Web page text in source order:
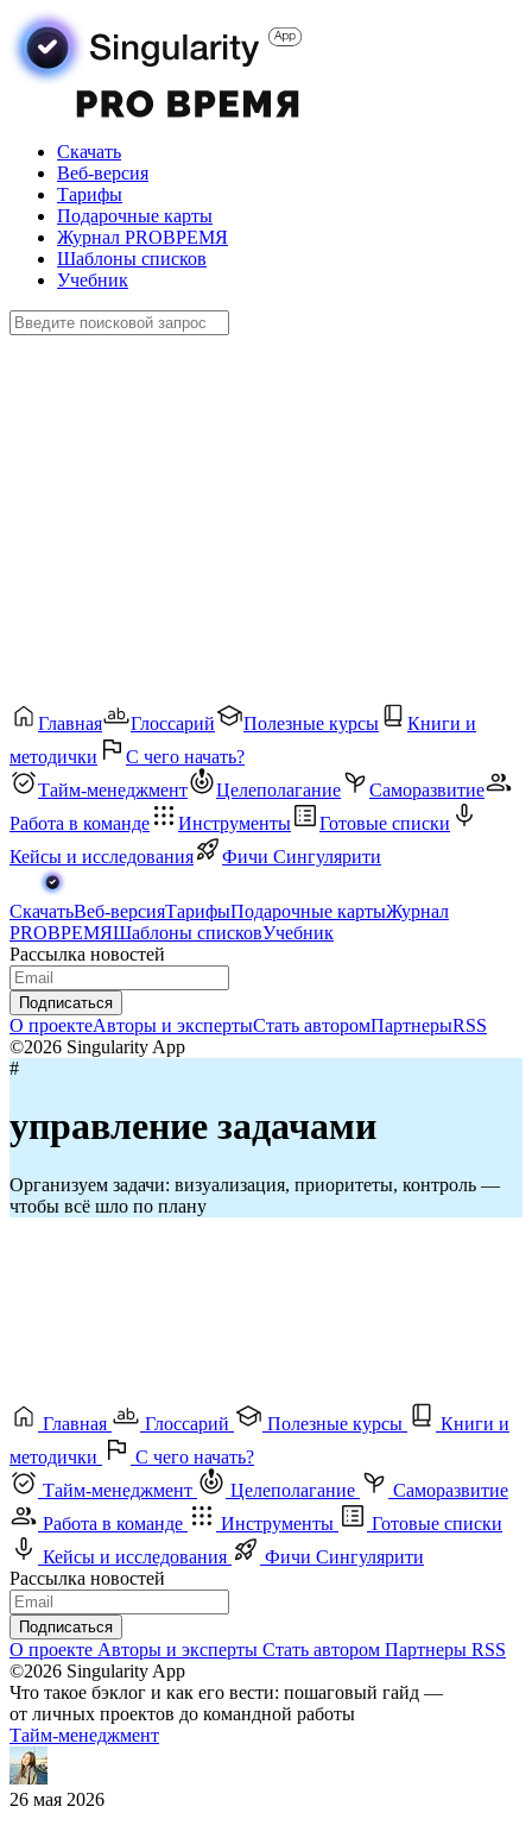
Скачать
Веб-версия
Тарифы
Подарочные карты
Журнал PROВРЕМЯ
Шаблоны списков
Учебник
Главная Глоссарий Полезные курсы
Книги и
методички
С чего начать?
Тайм-менеджмент
Целеполагание
Саморазвитие
Работа в команде
Инструменты
Готовые списки
Кейсы и исследования
Фичи Сингулярити
СкачатьВеб-версияТарифыПодарочные картыЖурнал
PROВРЕМЯШаблоны списковУчебник
Рассылка новостей
Подписаться
О проектеАвторы и экспертыСтать авторомПартнерыRSS
©2026 Singularity App
#
управление задачами
Организуем задачи: визуализация, приоритеты, контроль —
чтобы всё шло по плану
Главная Глоссарий Полезные курсы
Книги и
методички
С чего начать?
Тайм-менеджмент
Целеполагание
Саморазвитие
Работа в команде
Инструменты
Готовые списки
Кейсы и исследования
Фичи Сингулярити
Рассылка новостей
Подписаться
О проекте Авторы и эксперты Стать автором Партнеры RSS
©2026 Singularity App
Что такое бэклог и как его вести: пошаговый гайд —
от личных проектов до командной работы
Тайм-менеджмент
26 мая 2026